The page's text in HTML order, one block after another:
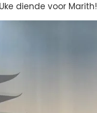
diende voor Marith!